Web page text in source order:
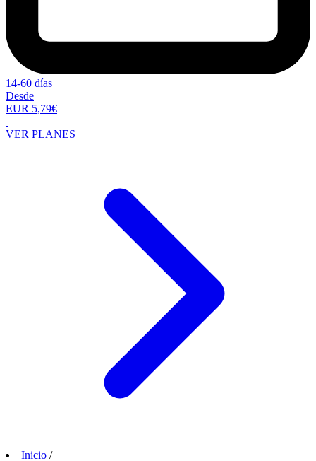
14-60 días
Desde
EUR 5,79€
VER PLANES
Inicio /